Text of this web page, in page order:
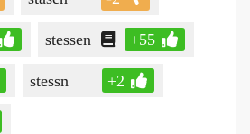
stessen +55
stessn +2